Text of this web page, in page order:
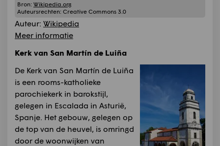
Bron: Wikipedia.org
Auteursrechten: Creative Commons 3.0
Auteur: Wikipedia
Meer informatie
Kerk van San Martín de Luiña
De Kerk van San Martín de Luiña
is een rooms-katholieke
parochiekerk in barokstijl,
gelegen in Escalada in Asturië,
Spanje. Het gebouw, gelegen op
de top van de heuvel, is omringd
door de woonwijken van